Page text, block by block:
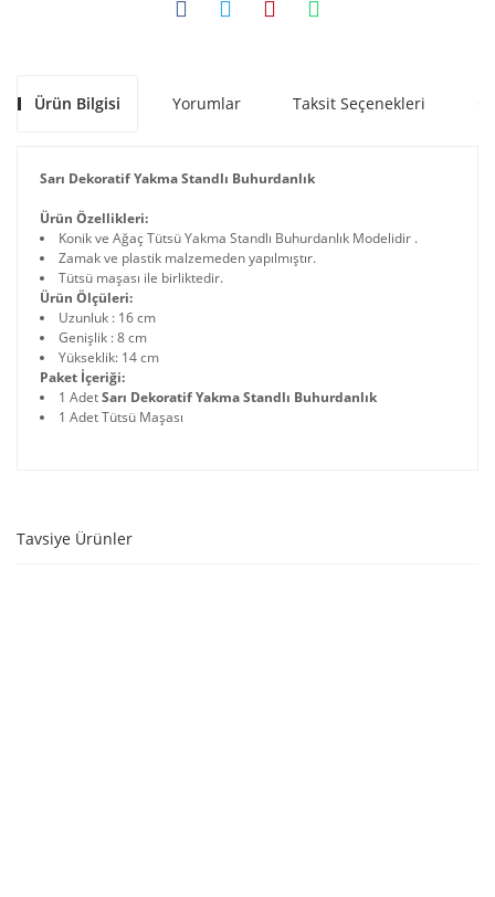
Ürün Bilgisi Yorumlar Taksit Seçenekleri
Sarı Dekoratif Yakma Standlı Buhurdanlık
Ürün Özellikleri:
Konik ve Ağaç Tütsü Yakma Standlı Buhurdanlık Modelidir .
Zamak ve plastik malzemeden yapılmıştır.
Tütsü maşası ile birliktedir.
Ürün Ölçüleri:
Uzunluk : 16 cm
Genişlik : 8 cm
Yükseklik: 14 cm
Paket İçeriği:
1 AdetSarı Dekoratif Yakma Standlı Buhurdanlık
1 Adet Tütsü Maşası
Tavsiye Ürünler